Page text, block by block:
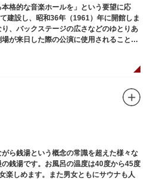
本格的な音楽ホールを」という要望に応
建設し、昭和36年（1961）年に開館しま
、バックステージの広さなどのゆとりあ
が来日した際の公演に使用されることが
ら銭湯という概念の常識を超えた様々な
銭湯です。お風呂の温度は40度から45度
楽しめます。また男女ともにサウナも人